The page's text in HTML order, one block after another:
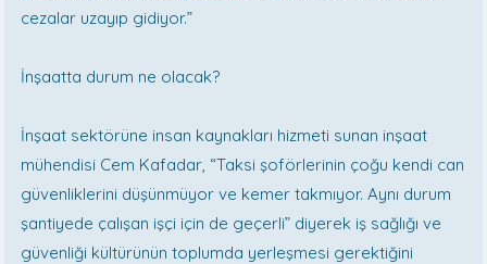
cezalar uzayıp gidiyor.”
İnşaatta durum ne olacak?
İnşaat sektörüne insan kaynakları hizmeti sunan inşaat
mühendisi Cem Kafadar, “Taksi şoförlerinin çoğu kendi can
güvenliklerini düşünmüyor ve kemer takmıyor. Aynı durum
şantiyede çalışan işçi için de geçerli” diyerek iş sağlığı ve
güvenliği kültürünün toplumda yerleşmesi gerektiğini